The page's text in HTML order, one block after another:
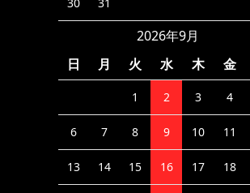
30 31
2026年9月
日
月 火 水 木 金
1 2 3 4
6 7 8 9 10 11
13 14 15 16 17 18